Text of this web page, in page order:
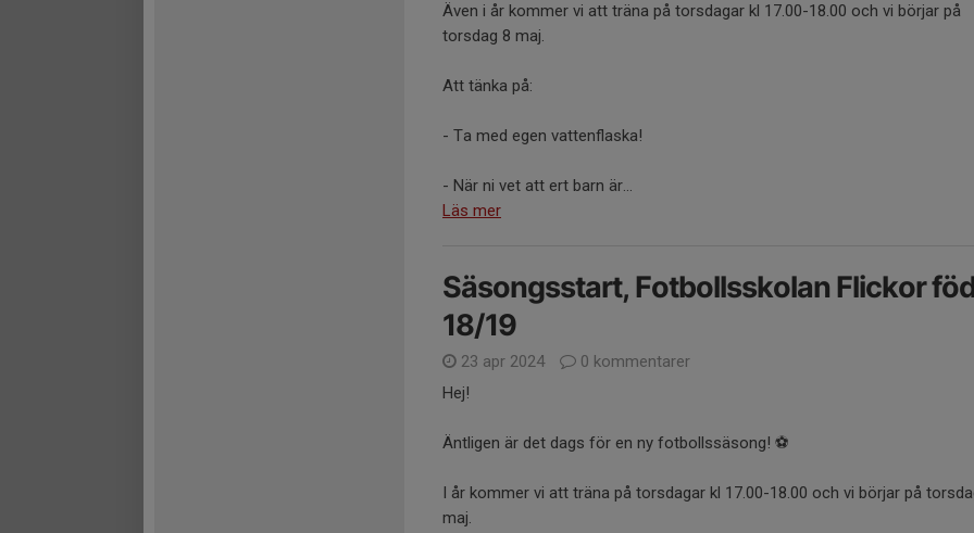
Även i år kommer vi att träna på torsdagar kl 17.00-18.00 och vi börjar på
torsdag 8 maj.
Att tänka på:
- Ta med egen vattenflaska!
- När ni vet att ert barn är...
Läs mer
Säsongsstart, Fotbollsskolan Flickor
18/19
23 apr 2024
0 kommentarer
Hej!
Äntligen är det dags för en ny fotbollssäsong! ⚽
I år kommer vi att träna på torsdagar kl 17.00-18.00 och vi börjar på
maj.